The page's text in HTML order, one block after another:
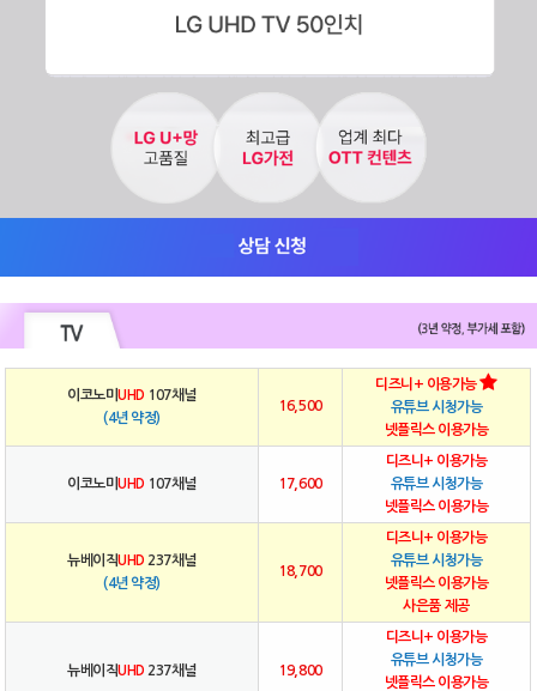
이코노미UHD 107채널
(4년 약정)
16,500
디즈니+ 이용가능
유튜브 시청가능
넷플릭스 이용가능
이코노미UHD 107채널 17,600
디즈니+ 이용가능
유튜브 시청가능
넷플릭스 이용가능
뉴베이직UHD 237채널
(4년 약정)
18,700
디즈니+ 이용가능
유튜브 시청가능
넷플릭스 이용가능
사은품 제공
뉴베이직UHD 237채널 19,800
디즈니+ 이용가능
유튜브 시청가능
넷플릭스 이용가능